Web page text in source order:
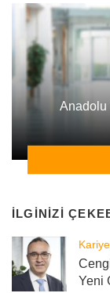
Anadolu
İLGINIZI
Yeni